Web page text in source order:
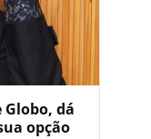
dá
opção